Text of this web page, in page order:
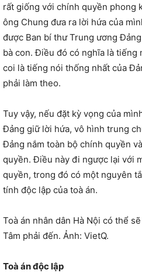
rất giống với chính quyền phong
ông Chung đưa ra lời hứa của
được Ban bí thư Trung ương
bà con. Điều đó có nghĩa là tiếng
coi là tiếng nói thống nhất của
phải làm theo.
Tuy vậy, nếu đặt kỳ vọng của
Đảng giữ lời hứa, vô hình trung
Đảng nắm toàn bộ chính quyền
quyền. Điều này đi ngược lại với
quyền, trong đó có một nguyên
tính độc lập của toà án.
Toà án nhân dân Hà Nội có thể
Tâm phải đến. Ảnh: VietQ.
Toà án độc lập